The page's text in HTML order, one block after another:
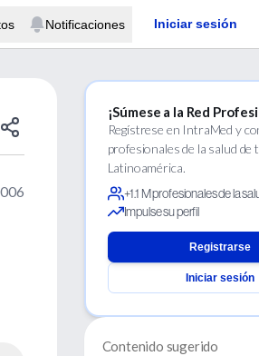
Notificaciones Iniciar sesión
¡Súmese a la Red
Regístrese en IntraMed y
profesionales de la salud de
Latinoamérica.
+1.1 M profesionales de la
Impulse su perfil
Registrarse
Iniciar sesión
Contenido sugerido